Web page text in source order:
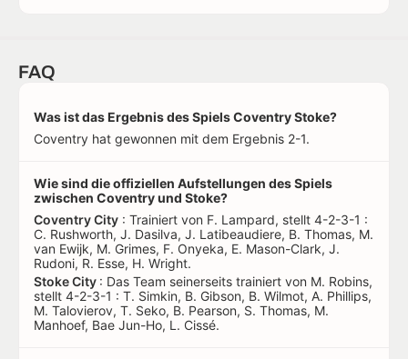
FAQ
Was ist das Ergebnis des Spiels Coventry Stoke?
Coventry hat gewonnen mit dem Ergebnis 2-1.
Wie sind die offiziellen Aufstellungen des Spiels
zwischen Coventry und Stoke?
Coventry City : Trainiert von F. Lampard, stellt 4-2-3-1 :
C. Rushworth, J. Dasilva, J. Latibeaudiere, B. Thomas, M.
van Ewijk, M. Grimes, F. Onyeka, E. Mason-Clark, J.
Rudoni, R. Esse, H. Wright.
Stoke City : Das Team seinerseits trainiert von M. Robins,
stellt 4-2-3-1 : T. Simkin, B. Gibson, B. Wilmot, A. Phillips,
M. Talovierov, T. Seko, B. Pearson, S. Thomas, M.
Manhoef, Bae Jun-Ho, L. Cissé.